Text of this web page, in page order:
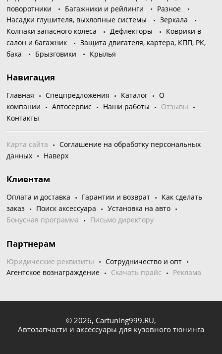
поворотники
Багажники и рейлинги
Разное
Насадки глушителя, выхлопные системы
Зеркала
Колпаки запасного колеса
Дефлекторы
Коврики в
салон и багажник
Защита двигателя, картера, КПП, РК,
бака
Брызговики Крылья
Навигация
Главная Спецпредложения Каталог
О
компании
Автосервис Наши работы
Отзывы
Контакты
Карта сайта
Соглашение на обработку персональных
данных
Наверх
Клиентам
Оплата и доставка Гарантии и возврат
Как сделать
заказ
Поиск аксессуара
Установка на авто
Бонусная программа
Письмо директору
Партнерам
Юридические реквизиты
Сотрудничество и опт
Агентское вознаграждение
Скачать прайс Реклама
© 2026, Cartuning999.RU,
Автозапчасти и аксессуары для кузовного тюнинга